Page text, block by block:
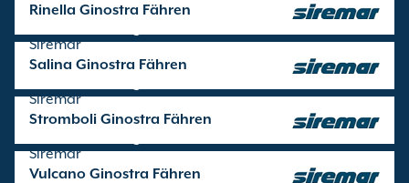
Rinella Ginostra Fähren
Siremar
Salina Ginostra Fähren
Siremar
Stromboli Ginostra Fähren
Siremar
Vulcano Ginostra Fähren